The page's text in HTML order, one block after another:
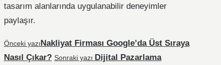
tasarım alanlarında uygulanabilir deneyimler
paylaşır.
Önceki yazı Nakliyat Firması Google’da Üst Sıraya
Nasıl Çıkar? Sonraki yazı Dijital Pazarlama